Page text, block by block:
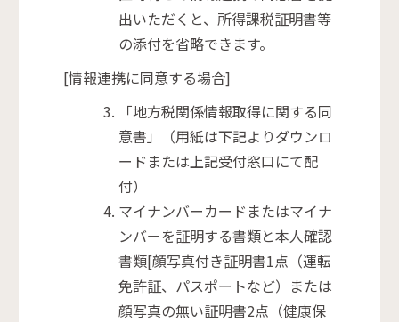
出いただくと、所得課税証明書等
の添付を省略できます。
[情報連携に同意する場合]
「地方税関係情報取得に関する同
意書」（用紙は下記よりダウンロ
ードまたは上記受付窓口にて配
付）
マイナンバーカードまたはマイナ
ンバーを証明する書類と本人確認
書類[顔写真付き証明書1点（運転
免許証、パスポートなど）または
顔写真の無い証明書2点（健康保